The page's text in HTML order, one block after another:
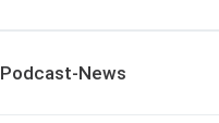
Podcast-News